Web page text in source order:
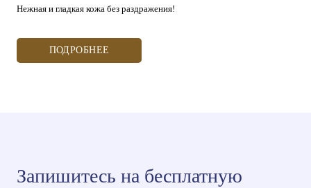
Нежная и гладкая кожа без раздражения!
ПОДРОБНЕЕ
Запишитесь на бесплатную